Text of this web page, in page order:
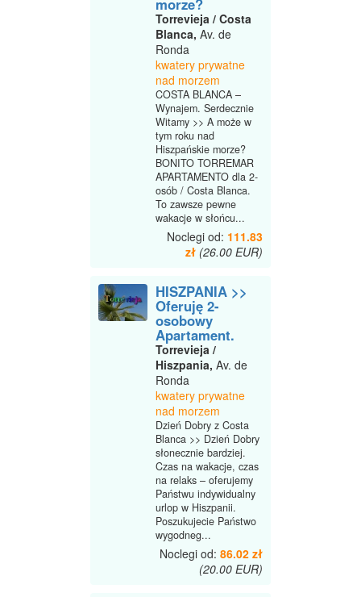
Torrevieja / Costa
Blanca, Av. de
Ronda
kwatery prywatne
nad morzem
COSTA BLANCA –
Wynajem. Serdecznie
Witamy >> A może w
tym roku nad
Hiszpańskie morze?
BONITO TORREMAR
APARTAMENTO dla 2-
osób / Costa Blanca.
To zawsze pewne
wakacje w słońcu...
Noclegi od: 111.83
zł (26.00 EUR)
HISZPANIA >>
Oferuję 2-
osobowy
Apartament.
Torrevieja /
Hiszpania, Av. de
Ronda
kwatery prywatne
nad morzem
Dzień Dobry z Costa
Blanca >> Dzień Dobry
słonecznie bardziej.
Czas na wakacje, czas
na relaks – oferujemy
Państwu indywidualny
urlop w Hiszpanii.
Poszukujecie Państwo
wygodneg...
Noclegi od: 86.02 zł
(20.00 EUR)